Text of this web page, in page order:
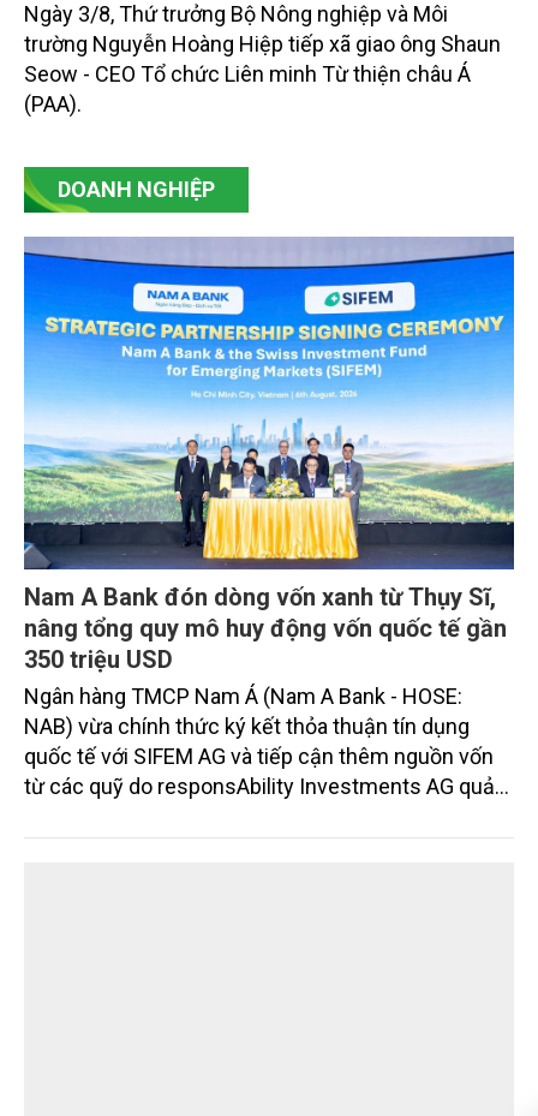
Ngày 3/8, Thứ trưởng Bộ Nông nghiệp và Môi
trường Nguyễn Hoàng Hiệp tiếp xã giao ông Shaun
Seow - CEO Tổ chức Liên minh Từ thiện châu Á
(PAA).
DOANH NGHIỆP
Nam A Bank đón dòng vốn xanh từ Thụy Sĩ,
nâng tổng quy mô huy động vốn quốc tế gần
350 triệu USD
Ngân hàng TMCP Nam Á (Nam A Bank - HOSE:
NAB) vừa chính thức ký kết thỏa thuận tín dụng
quốc tế với SIFEM AG và tiếp cận thêm nguồn vốn
từ các quỹ do responsAbility Investments AG quản
thu hút thành công từ đầu năm đến nay lên gần 350